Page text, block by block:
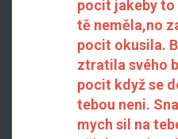
pocit jakeby
tě neměla,no
pocit okusila.
ztratila svého
pocit když se
tebou neni.
mych sil na